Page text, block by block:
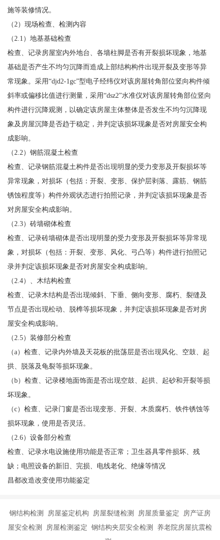
施等装修情况。
（2）现场检查、检测内容
（2.1）地基基础检查
检查、记录房屋室内外地台、各墙柱脚是否有开裂损坏现象，地基
基础是否产生不均匀沉降而造成上部结构构件出现开裂及变形等异
常现象。采用“djd2-1gc”型电子经纬仪对该房屋转角部位竖向构件倾
斜率或偏移比值进行测量，采用“dsz2”水准仪对该房屋转角部位竖向
构件进行沉降观测，以确定该房屋主体整体是否发生不均匀沉降现
象及房屋沉降是否趋于稳定，并判定该损坏现象是否对房屋安全构
成影响。
（2.2）钢筋混凝土检查
检查、记录钢筋混凝土构件是否出现明显的受力变形及开裂损坏等
异常现象，对损坏（包括：开裂、变形、保护层剥落、露筋、钢筋
锈蚀程度等）构件外观状态进行拍照记录，并判定该损坏现象是否
对房屋安全构成影响。
（2.3）砖墙砌体检查
检查、记录砖墙砌体是否出现明显的受力变形及开裂损坏等异常现
象，对损坏（包括：开裂、变形、风化、弓凸等）构件进行拍照记
录并判定该损坏现象是否对房屋安全构成影响。
（2.4）、木结构检查
检查、记录木结构是否出现倾斜、下垂、侧向变形、腐朽、裂缝及
节点是否出现松动、脱榫等损坏现象，并判定该损坏现象是否对房
屋安全构成影响。
（2.5）装修部分检查
（a）检查、记录内外墙及天花板的批荡层是否出现风化、空鼓、起
拱、脱落及龟裂等损坏现象。
（b）检查、记录楼地面饰面是否出现空鼓、起拱、起砂和开裂等损
坏现象。
（c）检查、记录门窗是否出现变形、开裂、木质腐朽、铁件锈蚀等
损坏现象，使用是否灵活。
（2.6）设备部分检查
检查、记录水电设施使用功能是否正常；卫生器具零件损坏、残
缺；电照设备的新旧、完损、电线老化、绝缘等情况
昌都改造改变使用功能鉴定
钢结构检测 房屋鉴定机构 房屋裂缝检测 房屋质量鉴定 房产证房
屋安全检测 房屋检测鉴定 钢结构夹层安全检测 养老院房屋抗震检